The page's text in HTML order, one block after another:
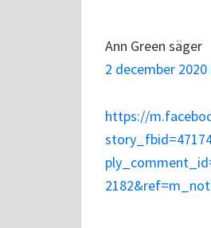
Ann Green säger
2 december 2020
https://